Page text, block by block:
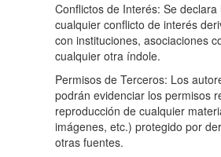
Conflictos de Interés: Se
cualquier conflicto de interés
con instituciones, asociaciones
cualquier otra índole.
Permisos de Terceros: Los
podrán evidenciar los permisos
reproducción de cualquier
imágenes, etc.) protegido por
otras fuentes.